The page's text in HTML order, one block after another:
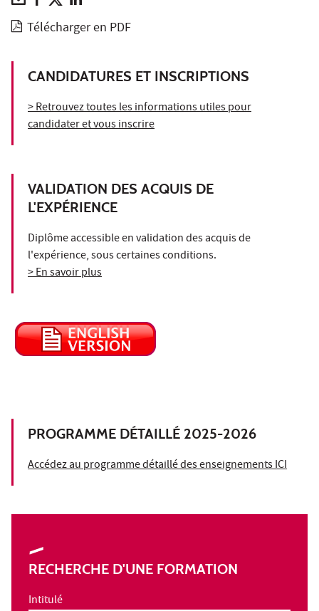
Télécharger en PDF
CANDIDATURES ET INSCRIPTIONS
> Retrouvez toutes les informations utiles pour
candidater et vous inscrire
VALIDATION DES ACQUIS DE
L'EXPÉRIENCE
Diplôme accessible en validation des acquis de
l'expérience, sous certaines conditions.
> En savoir plus
PROGRAMME DÉTAILLÉ 2025-2026
Accédez au programme détaillé des enseignements ICI
RECHERCHE D'UNE FORMATION
Intitulé